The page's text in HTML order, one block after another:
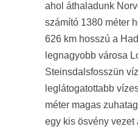
ahol áthaladunk
számító 1380 méter
626 km hosszú a
legnagyobb városa
Steinsdalsfosszün
leglátogatottabb
méter magas
egy kis ösvény vezet